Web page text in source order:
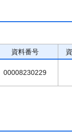
資料番号
00008230229